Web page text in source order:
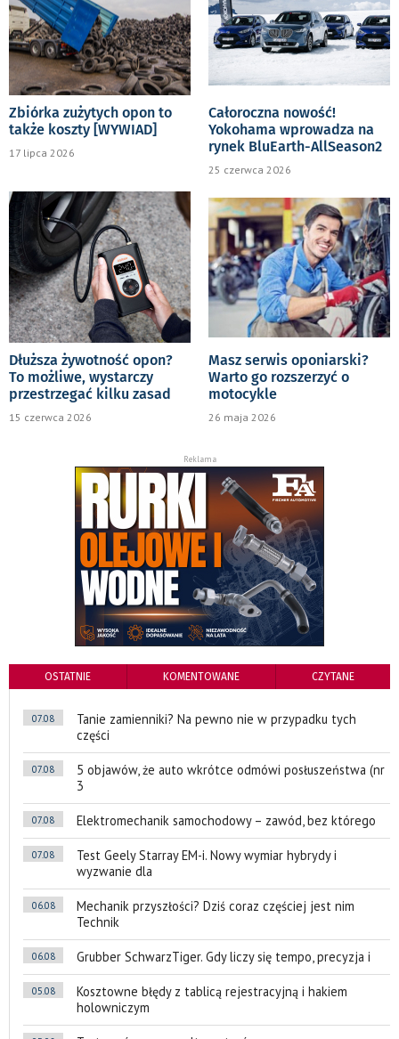
Zbiórka zużytych opon to
także koszty [WYWIAD]
17 lipca 2026
Całoroczna nowość!
Yokohama wprowadza na
rynek BluEarth-AllSeason2
25 czerwca 2026
Dłuższa żywotność opon?
To możliwe, wystarczy
przestrzegać kilku zasad
15 czerwca 2026
Masz serwis oponiarski?
Warto go rozszerzyć o
motocykle
26 maja 2026
Reklama
OSTATNIE KOMENTOWANE CZYTANE
07.08
Tanie zamienniki? Na pewno nie w przypadku tych
części
07.08
5 objawów, że auto wkrótce odmówi posłuszeństwa (nr
3
07.08 Elektromechanik samochodowy – zawód, bez którego
07.08
Test Geely Starray EM-i. Nowy wymiar hybrydy i
wyzwanie dla
06.08
Mechanik przyszłości? Dziś coraz częściej jest nim
Technik
06.08 Grubber SchwarzTiger. Gdy liczy się tempo, precyzja i
05.08
Kosztowne błędy z tablicą rejestracyjną i hakiem
holowniczym